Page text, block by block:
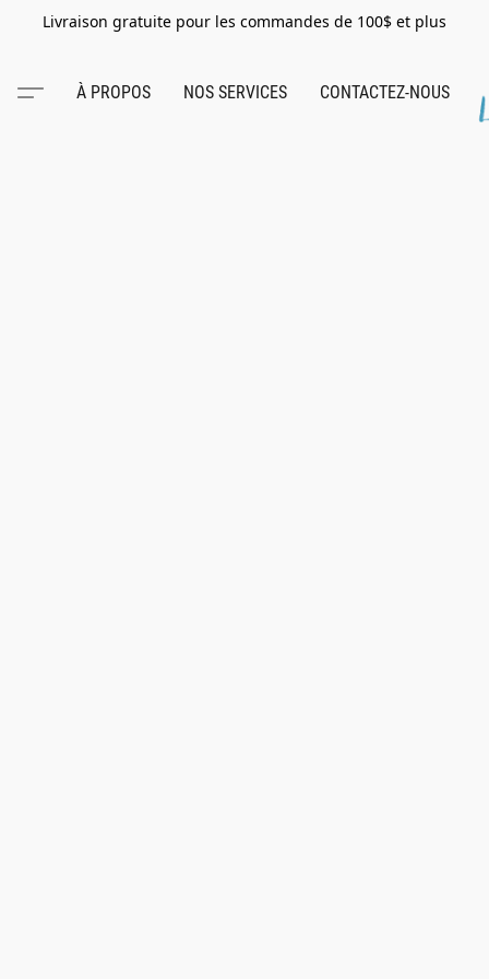
Livraison gratuite pour les commandes de 100$ et plus
À PROPOS NOS SERVICES CONTACTEZ-NOUS